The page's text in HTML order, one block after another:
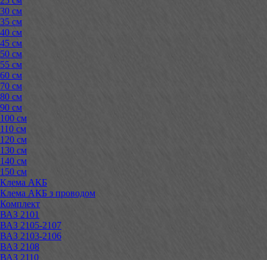
30 см
35 см
40 см
45 см
50 см
55 см
60 см
70 см
80 см
90 см
100 см
110 см
120 см
130 см
140 см
150 см
Клема АКБ
Клема АКБ з проводом
Комплект
ВАЗ 2101
ВАЗ 2105-2107
ВАЗ 2103-2106
ВАЗ 2108
ВАЗ 2110